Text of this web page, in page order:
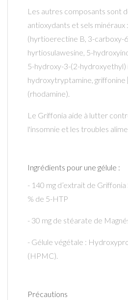
Les autres composants sont
antioxydants et sels minéraux
(hyrtioerectine B, 3-carboxy-
hyrtiosulawesine, 5-
5-hydroxy-3-(2-hydroxyethyl)
hydroxytryptamine, griffonine
(rhodamine).
Le Griffonia aide à lutter
l'insomnie et les troubles
Ingrédients pour une gélule :
- 140 mg d’extrait de
% de 5-HTP
- 30 mg de stéarate de
- Gélule végétale :
(HPMC).
Précautions